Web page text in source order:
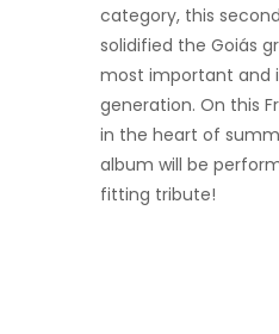
category, this
solidified the Goiás
most important and
generation. On this
in the heart of
album will be
fitting tribute!